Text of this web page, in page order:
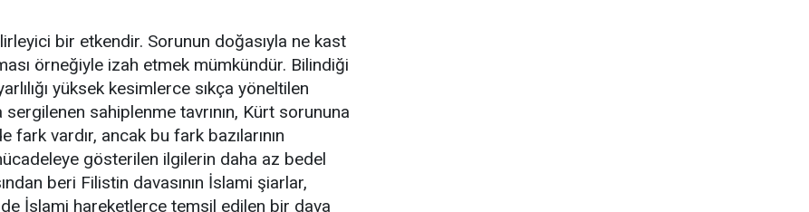
bir etkendir. Sorunun doğasıyla ne kast
örneğiyle izah etmek mümkündür. Bilindiği
yüksek kesimlerce sıkça yöneltilen
sahiplenme tavrının, Kürt sorununa
vardır, ancak bu fark bazılarının
gösterilen ilgilerin daha az bedel
beri Filistin davasının İslami şiarlar,
İslami hareketlerce temsil edilen bir dava